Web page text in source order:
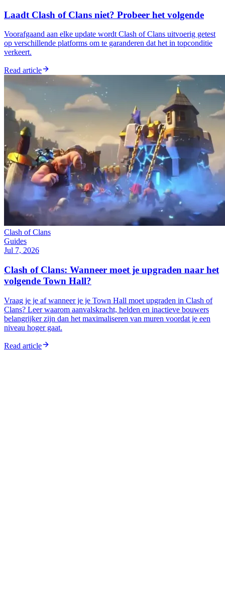
Laadt Clash of Clans niet? Probeer het volgende
Voorafgaand aan elke update wordt Clash of Clans uitvoerig getest
op verschillende platforms om te garanderen dat het in topconditie
verkeert.
Read article
Clash of Clans
Guides
Jul 7, 2026
Clash of Clans: Wanneer moet je upgraden naar het
volgende Town Hall?
Vraag je je af wanneer je je Town Hall moet upgraden in Clash of
Clans? Leer waarom aanvalskracht, helden en inactieve bouwers
belangrijker zijn dan het maximaliseren van muren voordat je een
niveau hoger gaat.
Read article